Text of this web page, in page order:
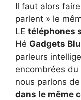
Il faut alors
parlent » le
LE téléphones
Hé Gadgets
parleurs
encombrées
nous parlons de
dans le même